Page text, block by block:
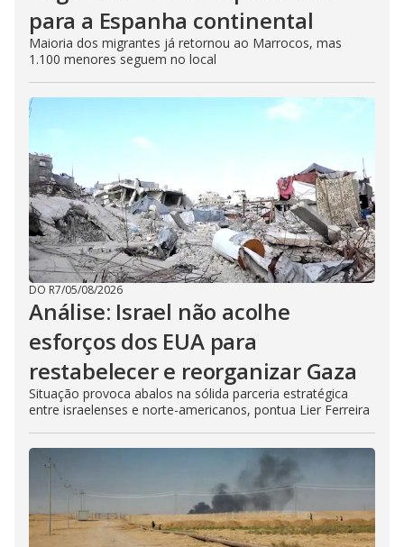
para a Espanha continental
Maioria dos migrantes já retornou ao Marrocos, mas
1.100 menores seguem no local
DO R7/05/08/2026
Análise: Israel não acolhe
esforços dos EUA para
restabelecer e reorganizar Gaza
Situação provoca abalos na sólida parceria estratégica
entre israelenses e norte-americanos, pontua Lier Ferreira